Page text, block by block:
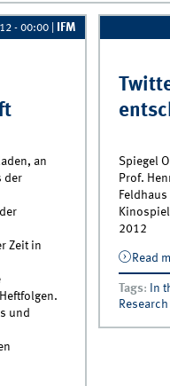
- 00:00 IFM
an
der
Zeit in
und
Spiegel
Prof.
2012
Read
Tags: In
Research